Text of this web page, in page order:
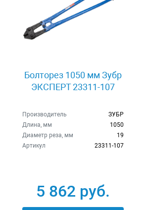
Болторез 1050 мм Зубр
ЭКСПЕРТ 23311-107
Производитель
ЗУБР
Длина, мм
1050
Диаметр реза, мм
19
Артикул
23311-107
5 862 руб.